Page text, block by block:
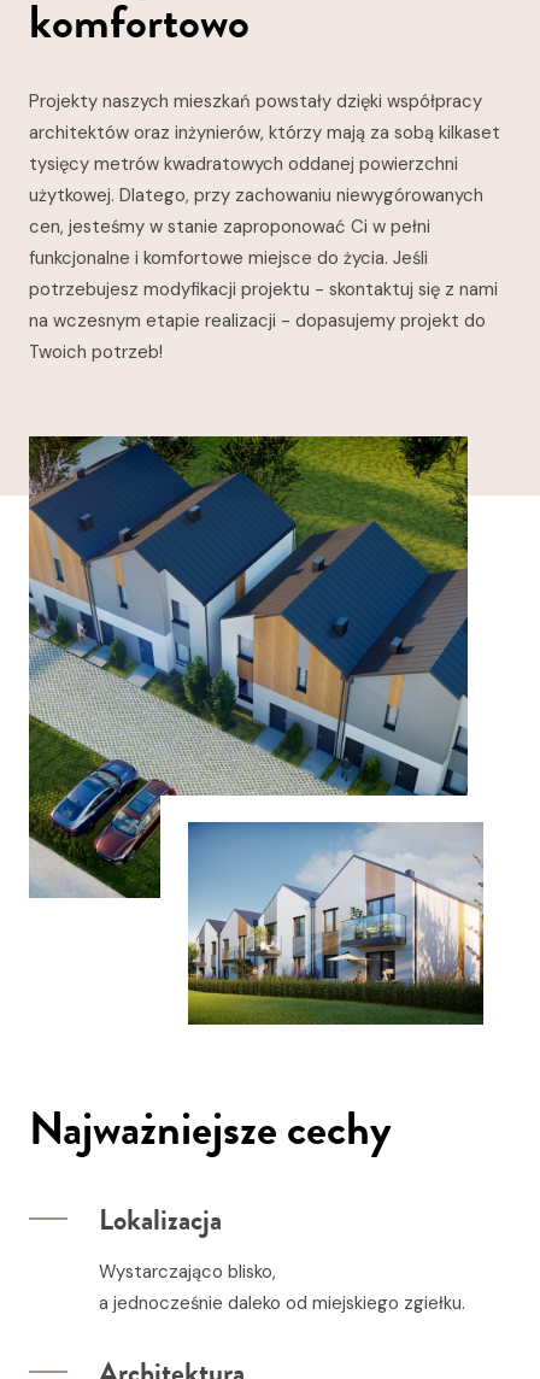
komfortowo
Projekty naszych mieszkań powstały dzięki współpracy
architektów oraz inżynierów, którzy mają za sobą kilkaset
tysięcy metrów kwadratowych oddanej powierzchni
użytkowej. Dlatego, przy zachowaniu niewygórowanych
cen, jesteśmy w stanie zaproponować Ci w pełni
funkcjonalne i komfortowe miejsce do życia. Jeśli
potrzebujesz modyfikacji projektu - skontaktuj się z nami
na wczesnym etapie realizacji - dopasujemy projekt do
Twoich potrzeb!
Najważniejsze cechy
Lokalizacja
Wystarczająco blisko,
a jednocześnie daleko od miejskiego zgiełku.